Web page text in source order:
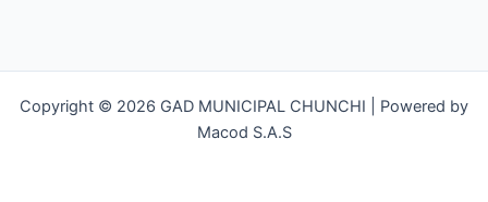
Copyright © 2026 GAD MUNICIPAL CHUNCHI | Powered by
Macod S.A.S